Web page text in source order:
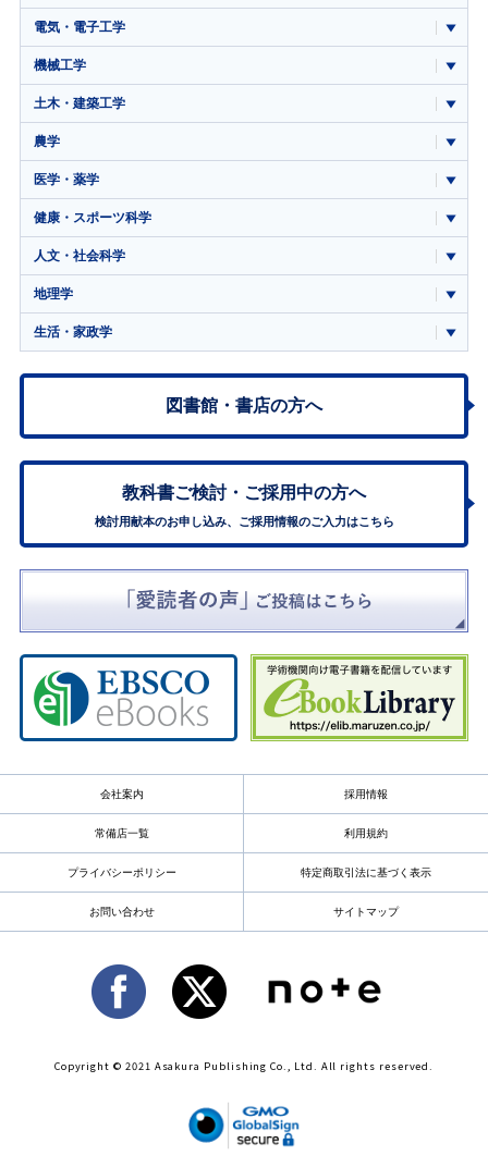
電気・電子工学
機械工学
土木・建築工学
農学
医学・薬学
健康・スポーツ科学
人文・社会科学
地理学
生活・家政学
図書館・書店の方へ
教科書ご検討・ ご採用中の方へ
検討用献本のお申し込み、ご採用情報のご入力はこちら
会社案内 採用情報
常備店一覧 利用規約
プライバシーポリシー 特定商取引法に基づく表示
お問い合わせ サイトマップ
Copyright © 2021 Asakura Publishing Co., Ltd. All rights reserved.